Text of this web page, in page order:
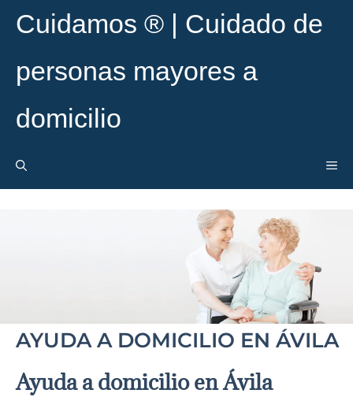
Cuidamos ® | Cuidado de
personas mayores a
domicilio
AYUDA A DOMICILIO EN ÁVILA
Ayuda a domicilio en Ávila